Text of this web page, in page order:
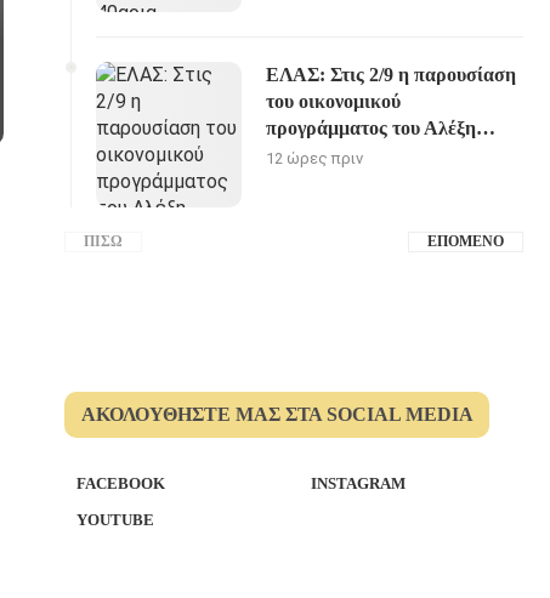
ΕΛΑΣ: Στις 2/9 η παρουσίαση
του οικονομικού
προγράμματος του Αλέξη
Τσίπρα
12 ώρες πριν
ΠΊΣΩ ΕΠΌΜΕΝΟ
ΑΚΟΛΟΥΘΉΣΤΕ ΜΑΣ ΣΤΑ SOCIAL MEDIA
FACEBOOK
INSTAGRAM
YOUTUBE